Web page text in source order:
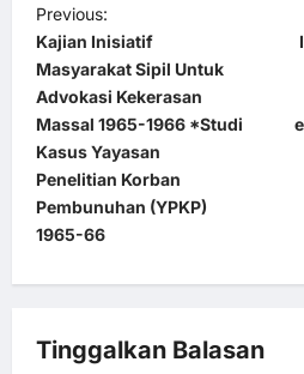
P
o
s
t
n
a
v
i
a
Previous:
Kajian Inisiatif
Masyarakat Sipil Untuk
Advokasi Kekerasan
Massal 1965-1966 *Studi
Kasus Yayasan
Penelitian Korban
Pembunuhan (YPKP)
1965-66
Tinggalkan Balasan